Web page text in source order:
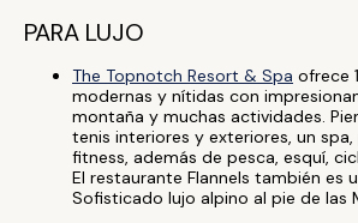
PARA LUJO
The Topnotch Resort & Spa ofrece
modernas y nítidas con
montaña y muchas actividades.
tenis interiores y exteriores, un
fitness, además de pesca, esquí,
El restaurante Flannels también es
Sofisticado lujo alpino al pie de las